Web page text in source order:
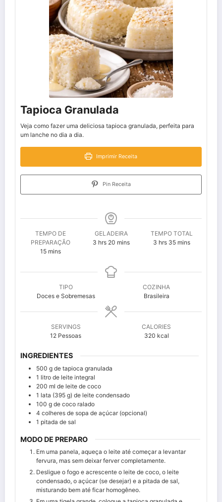
Tapioca Granulada
Veja como fazer uma deliciosa tapioca granulada, perfeita para
um lanche no dia a dia.
Imprimir Receita
Pin Receita
TEMPO DE
PREPARAÇÃO
15minutes
mins
GELADEIRA
3hours
hrs 20minutes
mins
TEMPO TOTAL
3hours
hrs 35minutes
mins
TIPO
Doces e Sobremesas
COZINHA
Brasileira
SERVINGS
12 Pessoas
CALORIES
320 kcal
INGREDIENTES
500 g de tapioca granulada
1 litro de leite integral
200 ml de leite de coco
1 lata (395 g) de leite condensado
100 g de coco ralado
4 colheres de sopa de açúcar (opcional)
1 pitada de sal
MODO DE PREPARO
Em uma panela, aqueça o leite até começar a levantar
fervura, mas sem deixar ferver completamente.
Desligue o fogo e acrescente o leite de coco, o leite
condensado, o açúcar (se desejar) e a pitada de sal,
misturando bem até ficar homogêneo.